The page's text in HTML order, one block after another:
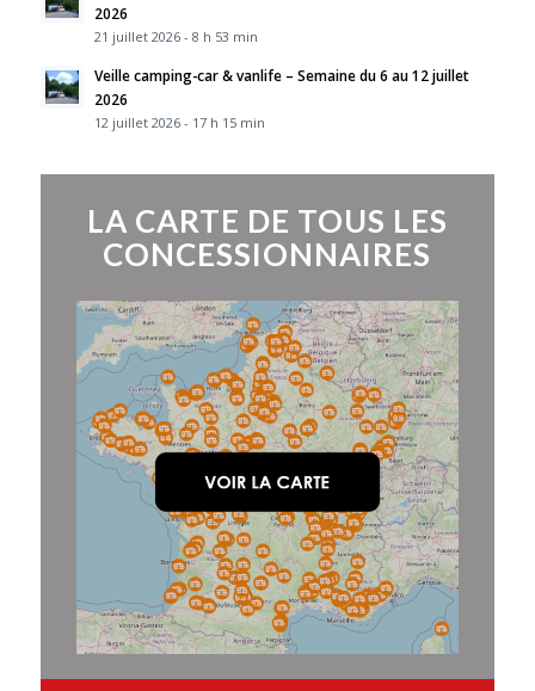
2026
21 juillet 2026 - 8 h 53 min
Veille camping-car & vanlife – Semaine du 6 au 12 juillet
2026
12 juillet 2026 - 17 h 15 min
LA CARTE DE TOUS LES
CONCESSIONNAIRES